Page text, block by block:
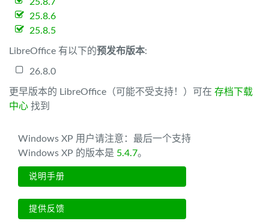
25.8.6
25.8.5
LibreOffice 有以下的预发布版本:
26.8.0
更早版本的 LibreOffice（可能不受支持！）可在 存档下载
中心 找到
Windows XP 用户请注意：最后一个支持
Windows XP 的版本是 5.4.7。
说明手册
提供反馈